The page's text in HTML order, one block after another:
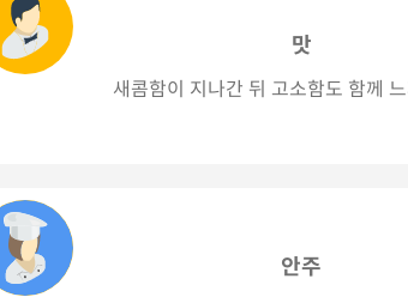
맛
새콤함이 지나간 뒤 고소함도 함께
안주